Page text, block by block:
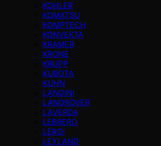
KOHLER
KOMATSU
KOMPTECH
KONVEKTA
KRAMER
KRONE
KRUPP
KUBOTA
KUHN
LANDINI
LANDROVER
LAVERDA
LEBRERO
LEROI
LEYLAND